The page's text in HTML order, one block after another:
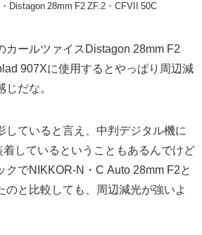
Distagon 28mm F2 ZF.2・CFVII 50C
カールツァイスDistagon 28mm F2
907Xに使用するとやっぱり周辺減
だな。
していると言え、中判デジタル機に
しているということもあるんでけど
クでNIKKOR-N・C Auto 28mm F2と
のと比較しても、周辺減光が強いよ